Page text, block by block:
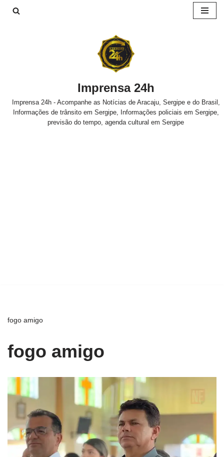
Imprensa 24h
Imprensa 24h - Acompanhe as Notícias de Aracaju, Sergipe e do Brasil,
Informações de trânsito em Sergipe, Informações policiais em Sergipe,
previsão do tempo, agenda cultural em Sergipe
fogo amigo
fogo amigo